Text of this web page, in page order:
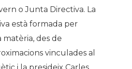
o Junta Directiva. La
està formada per
des de
vinculades al